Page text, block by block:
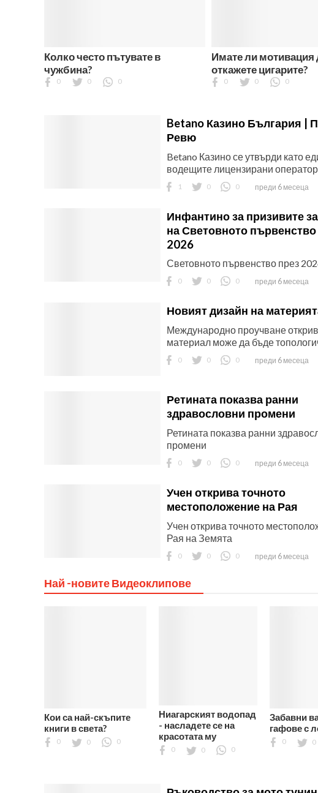
Колко често пътувате в
чужбина?
0 0 0
Имате ли мотивация
откажете цигарите?
0 0 0
Betano Казино България |
Ревю
Betano Казино се утвърди като
водещите лицензирани
1 0 0 преди 6 месеца
Инфантино за призивите
на Световното първенство
2026
Световното първенство през
0 0 0 преди 6 месеца
Новият дизайн на
Международно проучване
материал може да бъде
0 0 0 преди 6 месеца
Ретината показва ранни
здравословни промени
Ретината показва ранни
промени
0 0 0 преди 6 месеца
Учен открива точното
местоположение на Рая
Учен открива точното
Рая на Земята
0 0 0 преди 6 месеца
Най -новите Видеоклипове
Кои са най-скъпите
книги в света?
0 0 0
Ниагарският водопад
- насладете се на
красотата му
0 0 0
Забавни
гафове с
0 0